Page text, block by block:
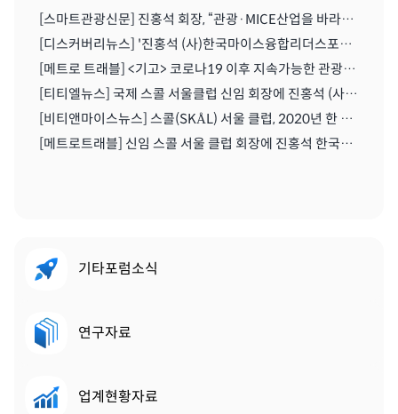
[스마트관광신문] 진홍석 회장, “관광·MICE산업을 바라보는 가치의 전환을 위해 노력이 필요한 시기” | 2021.04.29
[디스커버리뉴스] '진홍석 (사)한국마이스융합리더스포럼 회장',"코로나를 또다른 기회로" | 2020.07.06
[메트로 트래블] <기고> 코로나19 이후 지속가능한 관광마이스산업과 'MICE 5.0' | 2020.06.28
[티티엘뉴스] 국제 스콜 서울클럽 신임 회장에 진홍석 (사)한국마이스융합리더스포럼 회장 | 2019.12.13
[비티앤마이스뉴스] 스콜(SKÅL) 서울 클럽, 2020년 한 해 동안 이끌 새 임원진 구성하다 | 2019.12.13
[메트로트래블] 신임 스콜 서울 클럽 회장에 진홍석 한국마이스융합리더스포럼회장 선출 | 2019.12.22
기타포럼소식
연구자료
업계현황자료